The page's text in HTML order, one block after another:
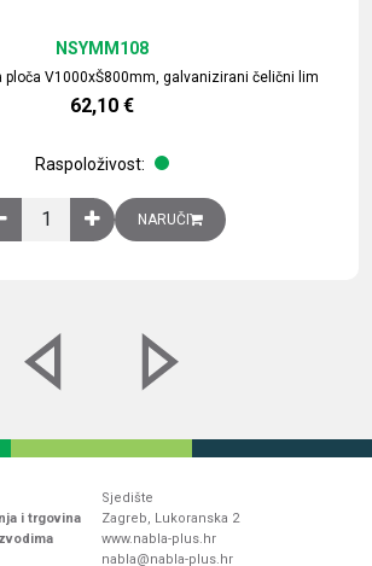
ploča V1000xŠ800mm, galvanizirani čelični lim
NSYMM108
62,10 €
Raspoloživost:
Obična montažna ploča V1000xŠ800mm,
NARUČI
i trgovina
Sjedište
Zagreb, Lukoranska 2
www.nabla-plus.hr
nabla@nabla-plus.hr